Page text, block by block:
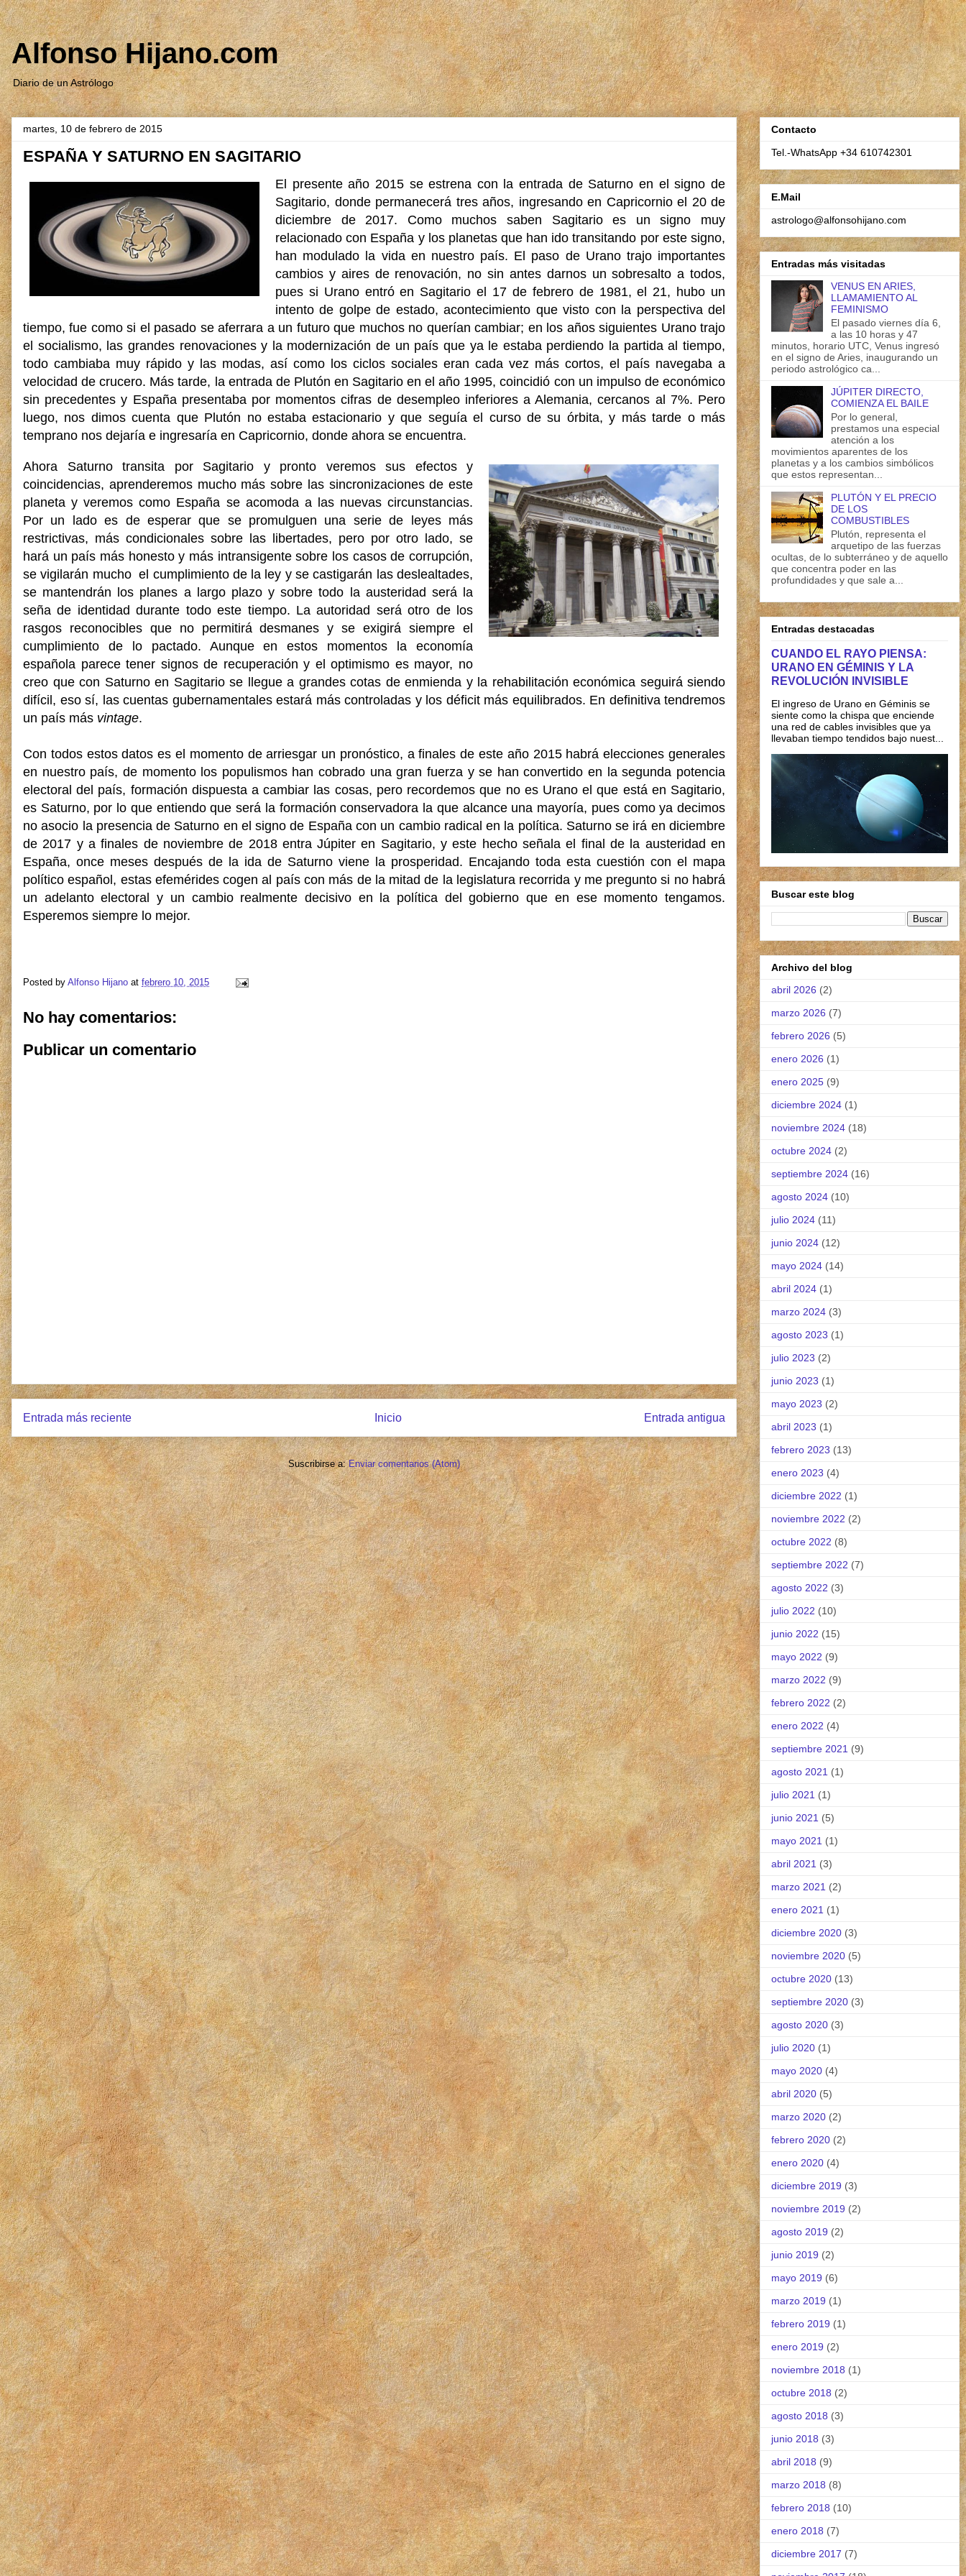
Alfonso Hijano.com
Diario de un Astrólogo
martes, 10 de febrero de 2015
ESPAÑA Y SATURNO EN SAGITARIO
El presente año 2015 se estrena con la entrada de Saturno en el signo de
Sagitario, donde permanecerá tres años, ingresando en Capricornio el 20 de
diciembre de 2017. Como muchos saben Sagitario es un signo muy
relacionado con España y los planetas que han ido transitando por este signo,
han modulado la vida en nuestro país. El paso de Urano trajo importantes
cambios y aires de renovación, no sin antes darnos un sobresalto a todos,
pues si Urano entró en Sagitario el 17 de febrero de 1981, el 21, hubo un
intento de golpe de estado, acontecimiento que visto con la perspectiva del
tiempo, fue como si el pasado se aferrara a un futuro que muchos no querían cambiar; en los años siguientes Urano trajo
el socialismo, las grandes renovaciones y la modernización de un país que ya le estaba perdiendo la partida al tiempo,
todo cambiaba muy rápido y las modas, así como los ciclos sociales eran cada vez más cortos, el país navegaba a
velocidad de crucero. Más tarde, la entrada de Plutón en Sagitario en el año 1995, coincidió con un impulso de económico
sin precedentes y España presentaba por momentos cifras de desempleo inferiores a Alemania, cercanos al 7%. Pero
luego, nos dimos cuenta que Plutón no estaba estacionario y que seguía el curso de su órbita, y más tarde o más
temprano nos dejaría e ingresaría en Capricornio, donde ahora se encuentra.
Ahora Saturno transita por Sagitario y pronto veremos sus efectos y
coincidencias, aprenderemos mucho más sobre las sincronizaciones de este
planeta y veremos como España se acomoda a las nuevas circunstancias.
Por un lado es de esperar que se promulguen una serie de leyes más
restrictivas, más condicionales sobre las libertades, pero por otro lado, se
hará un país más honesto y más intransigente sobre los casos de corrupción,
se vigilarán mucho el cumplimiento de la ley y se castigarán las deslealtades,
se mantendrán los planes a largo plazo y sobre todo la austeridad será la
seña de identidad durante todo este tiempo. La autoridad será otro de los
rasgos reconocibles que no permitirá desmanes y se exigirá siempre el
cumplimiento de lo pactado. Aunque en estos momentos la economía
española parece tener signos de recuperación y el optimismo es mayor, no
creo que con Saturno en Sagitario se llegue a grandes cotas de enmienda y la rehabilitación económica seguirá siendo
difícil, eso sí, las cuentas gubernamentales estará más controladas y los déficit más equilibrados. En definitiva tendremos
un país más vintage.
Con todos estos datos es el momento de arriesgar un pronóstico, a finales de este año 2015 habrá elecciones generales
en nuestro país, de momento los populismos han cobrado una gran fuerza y se han convertido en la segunda potencia
electoral del país, formación dispuesta a cambiar las cosas, pero recordemos que no es Urano el que está en Sagitario,
es Saturno, por lo que entiendo que será la formación conservadora la que alcance una mayoría, pues como ya decimos
no asocio la presencia de Saturno en el signo de España con un cambio radical en la política. Saturno se irá en diciembre
de 2017 y a finales de noviembre de 2018 entra Júpiter en Sagitario, y este hecho señala el final de la austeridad en
España, once meses después de la ida de Saturno viene la prosperidad. Encajando toda esta cuestión con el mapa
político español, estas efemérides cogen al país con más de la mitad de la legislatura recorrida y me pregunto si no habrá
un adelanto electoral y un cambio realmente decisivo en la política del gobierno que en ese momento tengamos.
Esperemos siempre lo mejor.
Posted by Alfonso Hijano at febrero 10, 2015
No hay comentarios:
Publicar un comentario
Entrada más reciente Entrada antigua
Inicio
Suscribirse a:Enviar comentarios (Atom)
Contacto
Tel.-WhatsApp +34 610742301
E.Mail
astrologo@alfonsohijano.com
Entradas más visitadas
VENUS EN ARIES,
LLAMAMIENTO AL
FEMINISMO
El pasado viernes día 6,
a las 10 horas y 47
minutos, horario UTC, Venus ingresó
en el signo de Aries, inaugurando un
periodo astrológico ca...
JÚPITER DIRECTO,
COMIENZA EL BAILE
Por lo general,
prestamos una especial
atención a los
movimientos aparentes de los
planetas y a los cambios simbólicos
que estos representan...
PLUTÓN Y EL PRECIO
DE LOS
COMBUSTIBLES
Plutón, representa el
arquetipo de las fuerzas
ocultas, de lo subterráneo y de aquello
que concentra poder en las
profundidades y que sale a...
Entradas destacadas
CUANDO EL RAYO PIENSA:
URANO EN GÉMINIS Y LA
REVOLUCIÓN INVISIBLE
El ingreso de Urano en Géminis se
siente como la chispa que enciende
una red de cables invisibles que ya
llevaban tiempo tendidos bajo nuest...
Buscar este blog
Archivo del blog
abril 2026 (2)
marzo 2026 (7)
febrero 2026 (5)
enero 2026 (1)
enero 2025 (9)
diciembre 2024 (1)
noviembre 2024 (18)
octubre 2024 (2)
septiembre 2024 (16)
agosto 2024 (10)
julio 2024 (11)
junio 2024 (12)
mayo 2024 (14)
abril 2024 (1)
marzo 2024 (3)
agosto 2023 (1)
julio 2023 (2)
junio 2023 (1)
mayo 2023 (2)
abril 2023 (1)
febrero 2023 (13)
enero 2023 (4)
diciembre 2022 (1)
noviembre 2022 (2)
octubre 2022 (8)
septiembre 2022 (7)
agosto 2022 (3)
julio 2022 (10)
junio 2022 (15)
mayo 2022 (9)
marzo 2022 (9)
febrero 2022 (2)
enero 2022 (4)
septiembre 2021 (9)
agosto 2021 (1)
julio 2021 (1)
junio 2021 (5)
mayo 2021 (1)
abril 2021 (3)
marzo 2021 (2)
enero 2021 (1)
diciembre 2020 (3)
noviembre 2020 (5)
octubre 2020 (13)
septiembre 2020 (3)
agosto 2020 (3)
julio 2020 (1)
mayo 2020 (4)
abril 2020 (5)
marzo 2020 (2)
febrero 2020 (2)
enero 2020 (4)
diciembre 2019 (3)
noviembre 2019 (2)
agosto 2019 (2)
junio 2019 (2)
mayo 2019 (6)
marzo 2019 (1)
febrero 2019 (1)
enero 2019 (2)
noviembre 2018 (1)
octubre 2018 (2)
agosto 2018 (3)
junio 2018 (3)
abril 2018 (9)
marzo 2018 (8)
febrero 2018 (10)
enero 2018 (7)
diciembre 2017 (7)